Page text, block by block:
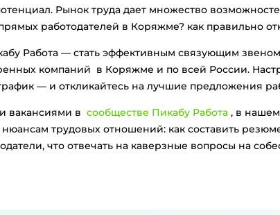
Рынок труда дает множество
работодателей в Коряжме? как правильно
Работа — стать эффективным связующим
компаний в Коряжме и по всей России.
— и откликайтесь на лучшие предложения
вакансиями в сообществе Пикабу Работа , в нашем
трудовых отношений: как составить
что отвечать на каверзные вопросы на